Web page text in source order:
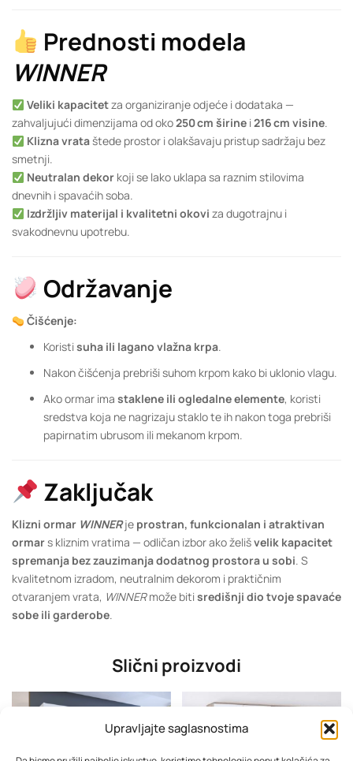
Upravljajte saglasnostima
Prednosti modela
WINNER
Veliki kapacitetza organiziranje odjeće i dodataka —
zahvaljujući dimenzijama od oko250 cm širine i 216 cm visine.
Klizna vrataštede prostor i olakšavaju pristup sadržaju bez
smetnji.
Neutralan dekorkoji se lako uklapa sa raznim stilovima
dnevnih i spavaćih soba.
Izdržljiv materijal i kvalitetni okovi za dugotrajnu i
svakodnevnu upotrebu.
Održavanje
Čišćenje:
Koristi suha ili lagano vlažna krpa.
Nakon čišćenja prebriši suhom krpom kako bi uklonio vlagu.
Ako ormar ima staklene ili ogledalne elemente, koristi
sredstva koja ne nagrizaju staklo te ih nakon toga prebriši
papirnatim ubrusom ili mekanom krpom.
Zaključak
Klizni ormar WINNERje prostran, funkcionalan i atraktivan
ormars kliznim vratima — odličan izbor ako želišvelik kapacitet
spremanja bez zauzimanja dodatnog prostora u sobi. S
kvalitetnom izradom, neutralnim dekorom i praktičnim
otvaranjem vrata, WINNERmože biti središnji dio tvoje spavaće
sobe ili garderobe.
Slični proizvodi